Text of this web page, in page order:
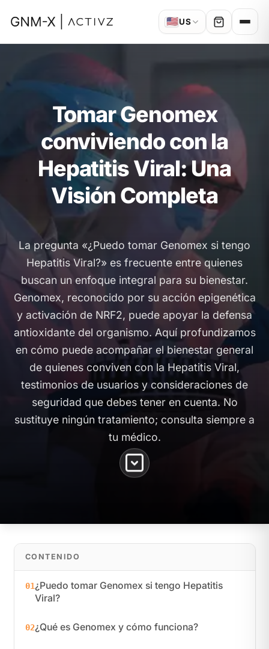
🇺🇸US
Tomar Genomex
conviviendo con la
Hepatitis Viral: Una
Visión Completa
La pregunta «¿Puedo tomar Genomex si tengo
Hepatitis Viral?» es frecuente entre quienes
buscan un enfoque integral para su bienestar.
Genomex, reconocido por su acción epigenética
y activación de NRF2, puede apoyar la defensa
antioxidante del organismo. Aquí profundizamos
en cómo puede acompañar el bienestar general
de quienes conviven con la Hepatitis Viral,
testimonios de usuarios y consideraciones de
seguridad que debes tener en cuenta. No
sustituye ningún tratamiento; consulta siempre a
tu médico.
CONTENIDO
01¿Puedo tomar Genomex si tengo Hepatitis
Viral?
02¿Qué es Genomex y cómo funciona?